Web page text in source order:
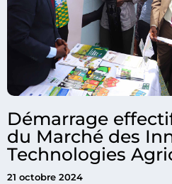
Démarrage
du Marché des
Technologies
21 octobre 2024